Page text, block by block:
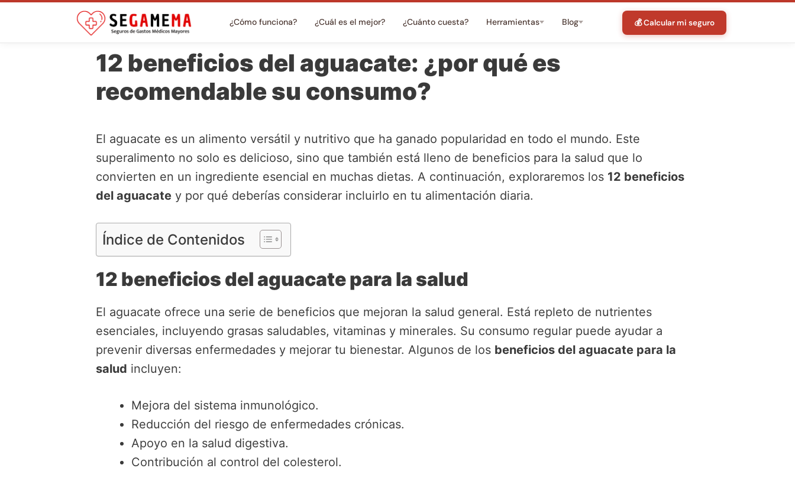
¿Cómo funciona? ¿Cuál es el mejor? ¿Cuánto cuesta? Herramientas Blog 💰 Calcular mi seguro
12 beneficios del aguacate: ¿por qué es
recomendable su consumo?
El aguacate es un alimento versátil y nutritivo que ha ganado popularidad en todo el mundo. Este
superalimento no solo es delicioso, sino que también está lleno de beneficios para la salud que lo
convierten en un ingrediente esencial en muchas dietas. A continuación, exploraremos los 12 beneficios
del aguacate y por qué deberías considerar incluirlo en tu alimentación diaria.
Índice de Contenidos
12 beneficios del aguacate para la salud
El aguacate ofrece una serie de beneficios que mejoran la salud general. Está repleto de nutrientes
esenciales, incluyendo grasas saludables, vitaminas y minerales. Su consumo regular puede ayudar a
prevenir diversas enfermedades y mejorar tu bienestar. Algunos de los beneficios del aguacate para la
salud incluyen:
Mejora del sistema inmunológico.
Reducción del riesgo de enfermedades crónicas.
Apoyo en la salud digestiva.
Contribución al control del colesterol.